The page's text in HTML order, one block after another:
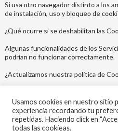
Si usa otro navegador distinto a los
de instalación, uso y bloqueo de
¿Qué ocurre si se deshabilitan las
Algunas funcionalidades de los
podrían no funcionar correctamente.
¿Actualizamos nuestra política de
web, por ello, le recomendamos
acceda a nuestro sitio web con el
informado sobre cómo y para que
Usamos cookies en nuestro sitio
experiencia recordando tu
repetidas. Haciendo click en
todas las cookieas.